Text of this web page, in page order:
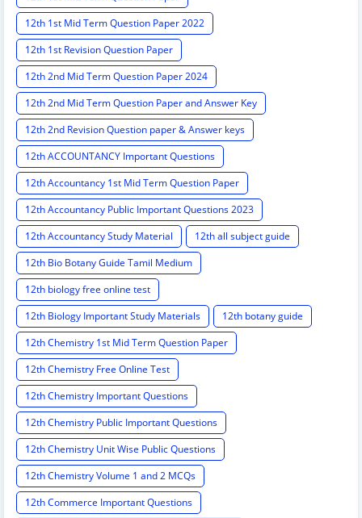
12th 1st Mid Term Question Paper 2022
12th 1st Revision Question Paper
12th 2nd Mid Term Question Paper 2024
12th 2nd Mid Term Question Paper and Answer Key
12th 2nd Revision Question paper & Answer keys
12th ACCOUNTANCY Important Questions
12th Accountancy 1st Mid Term Question Paper
12th Accountancy Public Important Questions 2023
12th Accountancy Study Material
12th all subject guide
12th Bio Botany Guide Tamil Medium
12th biology free online test
12th Biology Important Study Materials
12th botany guide
12th Chemistry 1st Mid Term Question Paper
12th Chemistry Free Online Test
12th Chemistry Important Questions
12th Chemistry Public Important Questions
12th Chemistry Unit Wise Public Questions
12th Chemistry Volume 1 and 2 MCQs
12th Commerce Important Questions